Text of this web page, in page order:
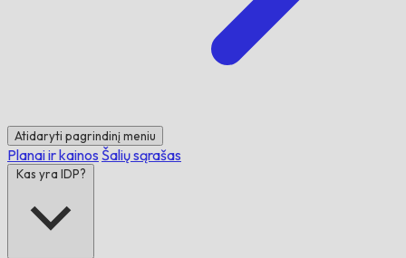
Atidaryti pagrindinį meniu
Planai ir kainos Šalių sąrašas
Kas yra IDP?